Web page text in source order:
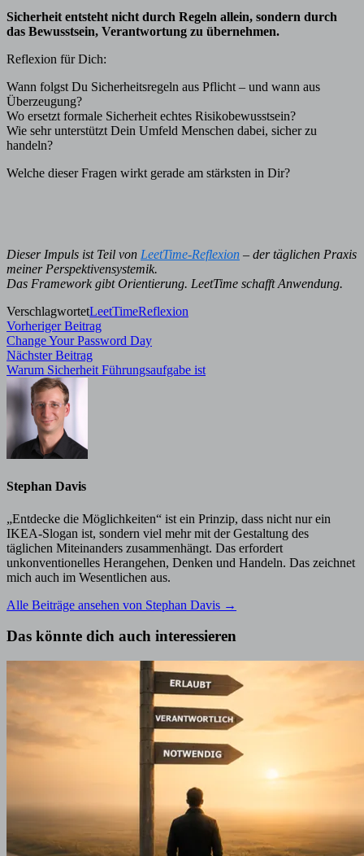
Sicherheit entsteht nicht durch Regeln allein, sondern durch
das Bewusstsein, Verantwortung zu übernehmen.
Reflexion für Dich:
Wann folgst Du Sicherheitsregeln aus Pflicht – und wann aus
Überzeugung?
Wo ersetzt formale Sicherheit echtes Risikobewusstsein?
Wie sehr unterstützt Dein Umfeld Menschen dabei, sicher zu
handeln?
Welche dieser Fragen wirkt gerade am stärksten in Dir?
Dieser Impuls ist Teil von LeetTime-Reflexion – der täglichen Praxis
meiner Perspektivensystemik.
Das Framework gibt Orientierung. LeetTime schafft Anwendung.
VerschlagwortetLeetTimeReflexion
Beitragsnavigation
Vorheriger BeitragVorheriger
Beitrag:
Change Your Password Day
Nächster BeitragNächster
Beitrag:
Warum Sicherheit Führungsaufgabe ist
Stephan Davis
„Entdecke die Möglichkeiten“ ist ein Prinzip, dass nicht nur ein
IKEA-Slogan ist, sondern viel mehr mit der Gestaltung des
täglichen Miteinanders zusammenhängt. Das erfordert
unkonventionelles Herangehen, Denken und Handeln. Das zeichnet
mich auch im Wesentlichen aus.
Alle Beiträge ansehen von Stephan Davis →
Das könnte dich auch interessieren